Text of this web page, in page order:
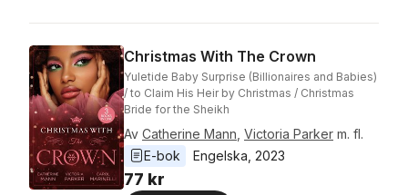
Christmas With The Crown
Yuletide Baby Surprise (Billionaires and Babies)
/ to Claim His Heir by Christmas / Christmas
Bride for the Sheikh
Av Catherine Mann Victoria Parker m. fl.
E-bok
Engelska 2023
77 kr